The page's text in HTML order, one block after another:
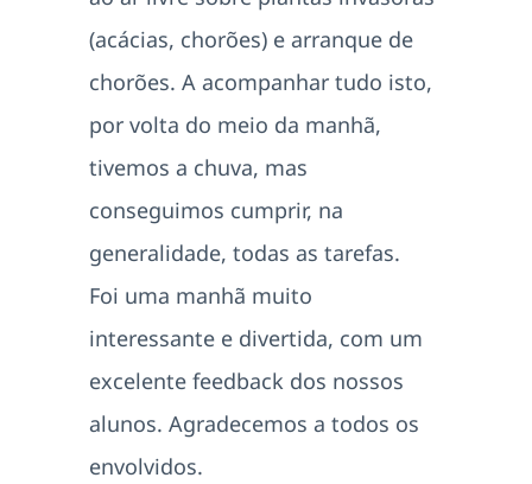
(acácias, chorões) e arranque de
chorões. A acompanhar tudo isto,
por volta do meio da manhã,
tivemos a chuva, mas
conseguimos cumprir, na
generalidade, todas as tarefas.
Foi uma manhã muito
interessante e divertida, com um
excelente feedback dos nossos
alunos. Agradecemos a todos os
envolvidos.